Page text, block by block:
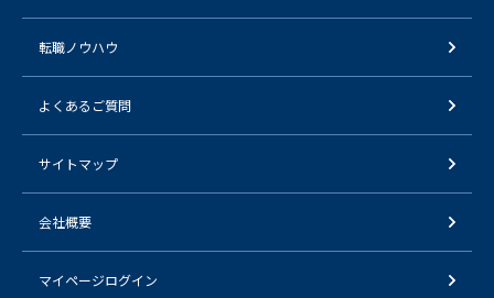
転職ノウハウ
よくあるご質問
サイトマップ
会社概要
マイページログイン